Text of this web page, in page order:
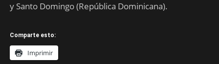
y Santo Domingo (República Dominicana).
Comparte esto:
Imprimir